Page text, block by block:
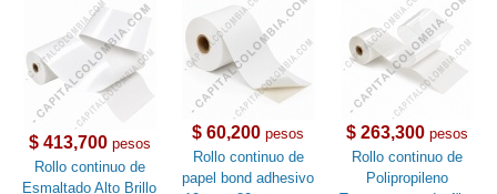
$ 413,700pesos
Rollo continuo de
Esmaltado Alto Brillo
$ 60,200 pesos
Rollo continuo de
papel bond adhesivo
$ 263,300pesos
Rollo continuo de
Polipropileno